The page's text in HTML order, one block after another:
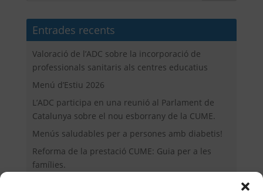
Entrades recents
Valoració de l’ADC sobre la incorporació de
professionals sanitaris als centres educatius
Menú d’Estiu 2026
L’ADC participa en una reunió al Parlament de
Catalunya sobre el nou esborrany de la CUME.
Menús saludables per a persones amb diabetis!
Reforma de la prestació CUME: Guia per a les
famílies.